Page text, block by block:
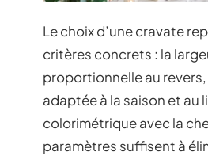
Le choix d’une cravate
critères concrets : la
proportionnelle au
adaptée à la saison et au
colorimétrique avec la
paramètres suffisent à